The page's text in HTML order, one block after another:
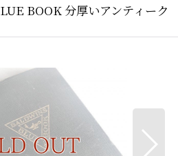
BOOK 分厚いアンティーク